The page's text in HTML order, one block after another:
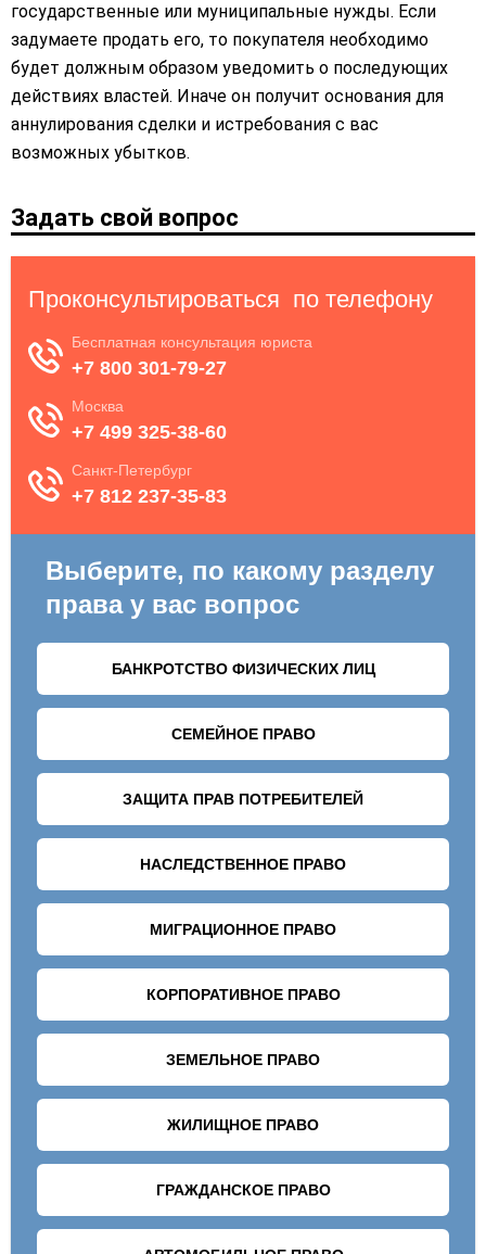
государственные или муниципальные нужды. Если
задумаете продать его, то покупателя необходимо
будет должным образом уведомить о последующих
действиях властей. Иначе он получит основания для
аннулирования сделки и истребования с вас
возможных убытков.
Задать свой вопрос